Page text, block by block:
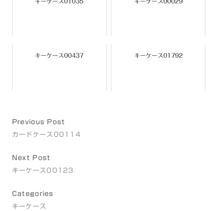
キーケース00437 キーケース01792
Previous Post
カードケース00114
Next Post
キーケース00123
Categories
キーケース